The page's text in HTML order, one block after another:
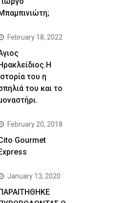
February 18, 2022
του η
του και το
February 20, 2018
Gourmet
January 13, 2020